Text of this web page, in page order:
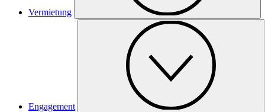
Vermietung
Engagement